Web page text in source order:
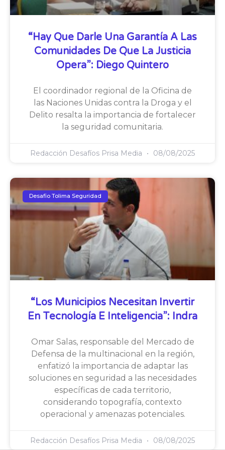
“Hay Que Darle Una Garantía A Las
Comunidades De Que La Justicia
Opera”: Diego Quintero
El coordinador regional de la Oficina de
las Naciones Unidas contra la Droga y el
Delito resalta la importancia de fortalecer
la seguridad comunitaria.
Redacción Desafíos Prisa Media 08/08/2025
Desafio Tolima Seguridad
“Los Municipios Necesitan Invertir
En Tecnología E Inteligencia”: Indra
Omar Salas, responsable del Mercado de
Defensa de la multinacional en la región,
enfatizó la importancia de adaptar las
soluciones en seguridad a las necesidades
específicas de cada territorio,
considerando topografía, contexto
operacional y amenazas potenciales.
Redacción Desafíos Prisa Media 08/08/2025